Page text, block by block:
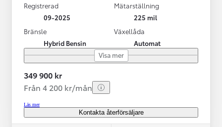
Registrerad
09-2025
Mätarställning
225 mil
Bränsle
Hybrid Bensin
Växellåda
Automat
Visa mer
349 900 kr
Från 4 200 kr/mån
Läs mer
Kontakta återförsäljare